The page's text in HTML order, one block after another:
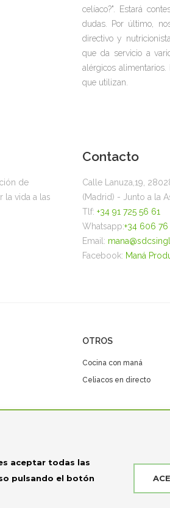
celíaco?". Estará
dudas. Por último,
directivo y
que da servicio a
alérgicos
que utilizan.
de
la vida a las
Contacto
Calle Lanuza,19,
(Madrid) - Junto a la
Tlf: +34 91 725 56 61
Whatsapp:+34 606
Email:
Facebook: Maná
OTROS
Cocina con maná
Celiacos en directo
aceptar todas las
pulsando el botón